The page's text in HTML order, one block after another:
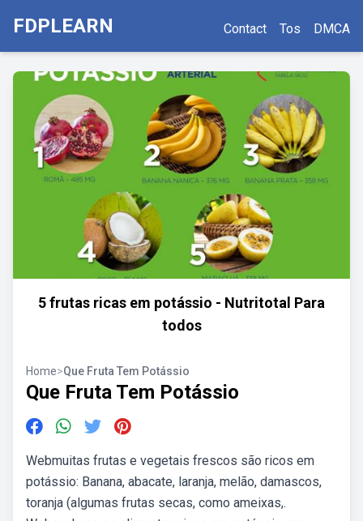
FDPLEARN Contact Tos DMCA
5 frutas ricas em potássio - Nutritotal Para
todos
Home>Que Fruta Tem Potássio
Que Fruta Tem Potássio
Webmuitas frutas e vegetais frescos são ricos em
potássio: Banana, abacate, laranja, melão, damascos,
toranja (algumas frutas secas, como ameixas,.